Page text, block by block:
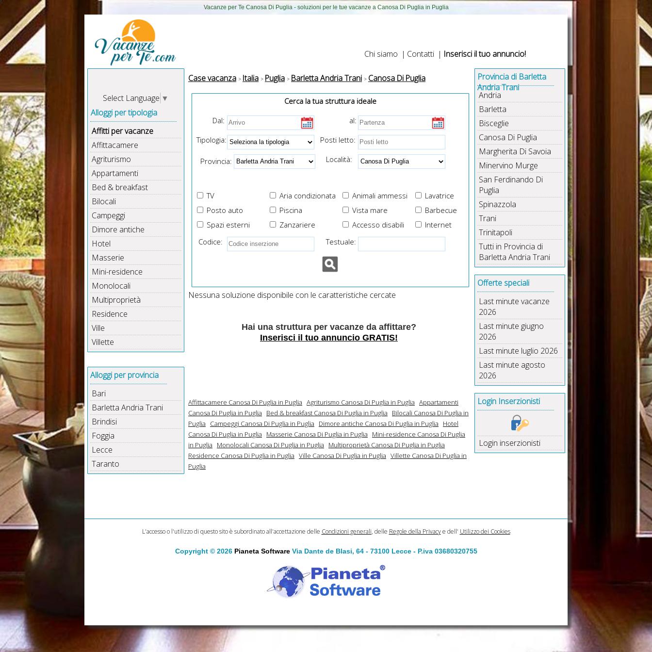
Vacanze per Te Canosa Di Puglia - soluzioni per le tue vacanze a Canosa Di Puglia in Puglia
Chi siamo | Contatti | Inserisci il tuo annuncio!
Select Language ▼
Alloggi per tipologia
Affitti per vacanze
Affittacamere
Agriturismo
Appartamenti
Bed & breakfast
Bilocali
Campeggi
Dimore antiche
Hotel
Masserie
Mini-residence
Monolocali
Multiproprietà
Residence
Ville
Villette
Alloggi per provincia
Bari
Barletta Andria Trani
Brindisi
Foggia
Lecce
Taranto
Case vacanza Italia Puglia Barletta Andria Trani Canosa Di Puglia
Cerca la tua struttura ideale
Dal:
al:
Tipologia:
Posti letto:
Provincia: Località:
TV Aria condizionata Animali ammessi
Lavatrice
Posto auto
Piscina Vista mare
Barbecue
Spazi esterni
Zanzariere Internet
Accesso disabili
Codice:
Testuale:
Nessuna soluzione disponibile con le caratteristiche cercate
Hai una struttura per vacanze da affittare?
Inserisci il tuo annuncio GRATIS!
Affittacamere Canosa Di Puglia in Puglia Agriturismo Canosa Di Puglia in Puglia Appartamenti
Canosa Di Puglia in Puglia
Bed & breakfast Canosa Di Puglia in Puglia
Bilocali Canosa Di Puglia in
Puglia
Campeggi Canosa Di Puglia in Puglia Dimore antiche Canosa Di Puglia in Puglia
Hotel
Canosa Di Puglia in Puglia
Masserie Canosa Di Puglia in Puglia
Mini-residence Canosa Di Puglia
in Puglia
Monolocali Canosa Di Puglia in Puglia
Multiproprietà Canosa Di Puglia in Puglia
Residence Canosa Di Puglia in Puglia Ville Canosa Di Puglia in Puglia Villette Canosa Di Puglia in
Puglia
Provincia di Barletta
Andria Trani
Andria
Barletta
Bisceglie
Canosa Di Puglia
Margherita Di Savoia
Minervino Murge
San Ferdinando Di
Puglia
Spinazzola
Trani
Trinitapoli
Tutti in Provincia di
Barletta Andria Trani
Offerte speciali
Last minute vacanze
2026
Last minute giugno
2026
Last minute luglio 2026
Last minute agosto
2026
Login Inserzionisti
Login inserzionisti
L'accesso o l'utilizzo di questo sito è subordinato all'accettazione delle Condizioni generali, delle Regole della Privacye dell' Utilizzo dei Cookies
Copyright © 2026 Pianeta SoftwareVia Dante de Blasi, 64 - 73100 Lecce - P.iva 03680320755